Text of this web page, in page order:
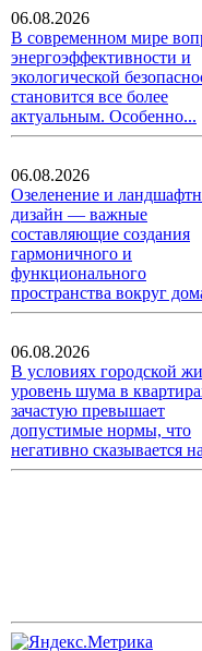
06.08.2026
В современном мире
энергоэффективности и
экологической
становится все более
актуальным. Особенно...
06.08.2026
Озеленение и
дизайн — важные
составляющие создания
гармоничного и
функционального
пространства вокруг
06.08.2026
В условиях городской
уровень шума в
зачастую превышает
допустимые нормы, что
негативно сказывается